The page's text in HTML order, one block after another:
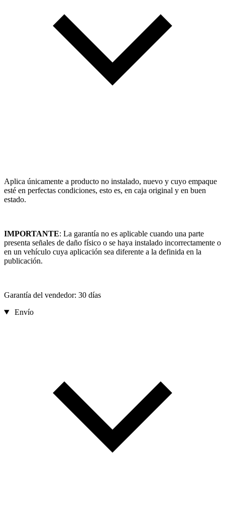
Aplica únicamente a producto no instalado, nuevo y cuyo empaque
esté en perfectas condiciones, esto es, en caja original y en buen
estado.
IMPORTANTE: La garantía no es aplicable cuando una parte
presenta señales de daño físico o se haya instalado incorrectamente o
en un vehículo cuya aplicación sea diferente a la definida en la
publicación.
Garantía del vendedor: 30 días
Envío